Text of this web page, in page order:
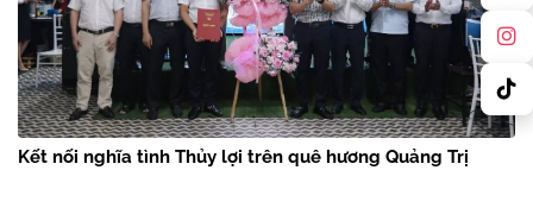
Kết nối nghĩa tình Thủy lợi trên quê hương Quảng Trị